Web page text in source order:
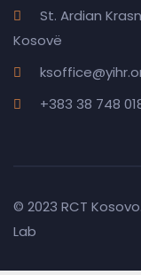
St. Ardian
Kosovë
+383 38 748
© 2023 RCT
Lab